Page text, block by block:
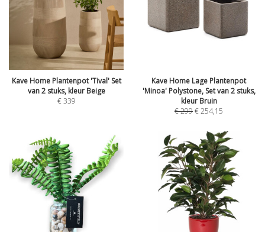
Kave Home Plantenpot 'Tival' Set
van 2 stuks, kleur Beige
€339
Kave Home Lage Plantenpot
'Minoa' Polystone, Set van 2 stuks,
kleur Bruin
€299€254,15